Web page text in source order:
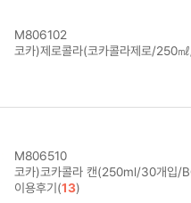
M806102
코카)제로콜라(코카콜라제로/250
M806510
코카)코카콜라 캔(250ml/30개입/
이용후기(13)